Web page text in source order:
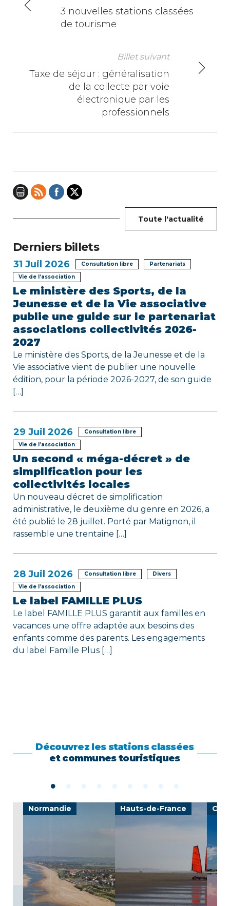
N
t
o
n
d
e
l
’
a
r
t
i
c
l
3 nouvelles stations classées
de tourisme
Billet suivant
Taxe de séjour : généralisation
de la collecte par voie
électronique par les
professionnels
Toute l'actualité
Derniers billets
31 Juil 2026 Consultation libre
Partenariats
Vie de l’association
Le ministère des Sports, de la
Jeunesse et de la Vie associative
publie une guide sur le partenariat
associations collectivités 2026-
2027
Le ministère des Sports, de la Jeunesse et de la
Vie associative vient de publier une nouvelle
édition, pour la période 2026-2027, de son guide
[…]
29 Juil 2026
Consultation libre
Vie de l’association
Un second « méga-décret » de
simplification pour les
collectivités locales
Un nouveau décret de simplification
administrative, le deuxième du genre en 2026, a
été publié le 28 juillet. Porté par Matignon, il
rassemble une trentaine […]
28 Juil 2026 Consultation libre
Divers
Vie de l’association
Le label FAMILLE PLUS
Le label FAMILLE PLUS garantit aux familles en
vacances une offre adaptée aux besoins des
enfants comme des parents. Les engagements
du label Famille Plus […]
Découvrez les stations classées
et communes touristiques
Normandie Hauts-de-France